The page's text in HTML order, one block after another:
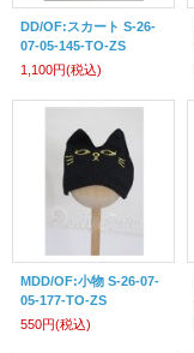
DD/OF:スカート S-26-
07-05-145-TO-ZS
1,100円(税込)
MDD/OF:小物 S-26-07-
05-177-TO-ZS
550円(税込)